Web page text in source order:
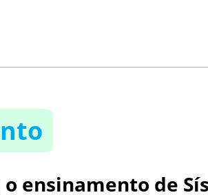
ensinamento de